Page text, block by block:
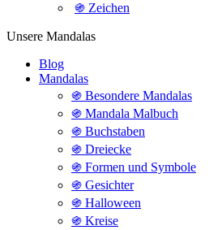
֍ Zeichen
Unsere Mandalas
Blog
Mandalas
֍ Besondere Mandalas
֍ Mandala Malbuch
֍ Buchstaben
֍ Dreiecke
֍ Formen und Symbole
֍ Gesichter
֍ Halloween
֍ Kreise